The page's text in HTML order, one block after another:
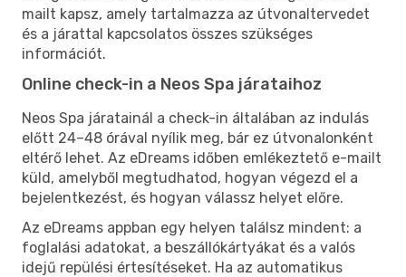
mailt kapsz, amely tartalmazza az útvonaltervedet
és a járattal kapcsolatos összes szükséges
információt.
Online check-in a Neos Spa járataihoz
Neos Spa járatainál a check-in általában az indulás
előtt 24–48 órával nyílik meg, bár ez útvonalonként
eltérő lehet. Az eDreams időben emlékeztető e-mailt
küld, amelyből megtudhatod, hogyan végezd el a
bejelentkezést, és hogyan válassz helyet előre.
Az eDreams appban egy helyen találsz mindent: a
foglalási adatokat, a beszállókártyákat és a valós
idejű repülési értesítéseket. Ha az automatikus